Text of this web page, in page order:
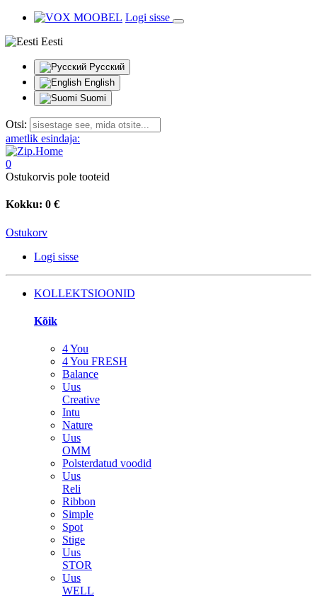
Logi sisse
Eesti
Русский
English
Suomi
Otsi:
ametlik esindaja:
0
Ostukorvis pole tooteid
Kokku: 0 €
Ostukorv
Logi sisse
KOLLEKTSIOONID
Kõik
4 You
4 You FRESH
Balance
Uus
Creative
Intu
Nature
Uus
OMM
Polsterdatud voodid
Uus
Reli
Ribbon
Simple
Spot
Stige
Uus
STOR
Uus
WELL